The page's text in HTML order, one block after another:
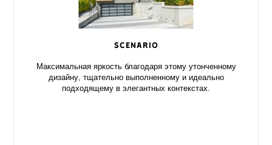
SCENARIO
Максимальная яркость благодаря этому утонченному
дизайну, тщательно выполненному и идеально
подходящему в элегантных контекстах.